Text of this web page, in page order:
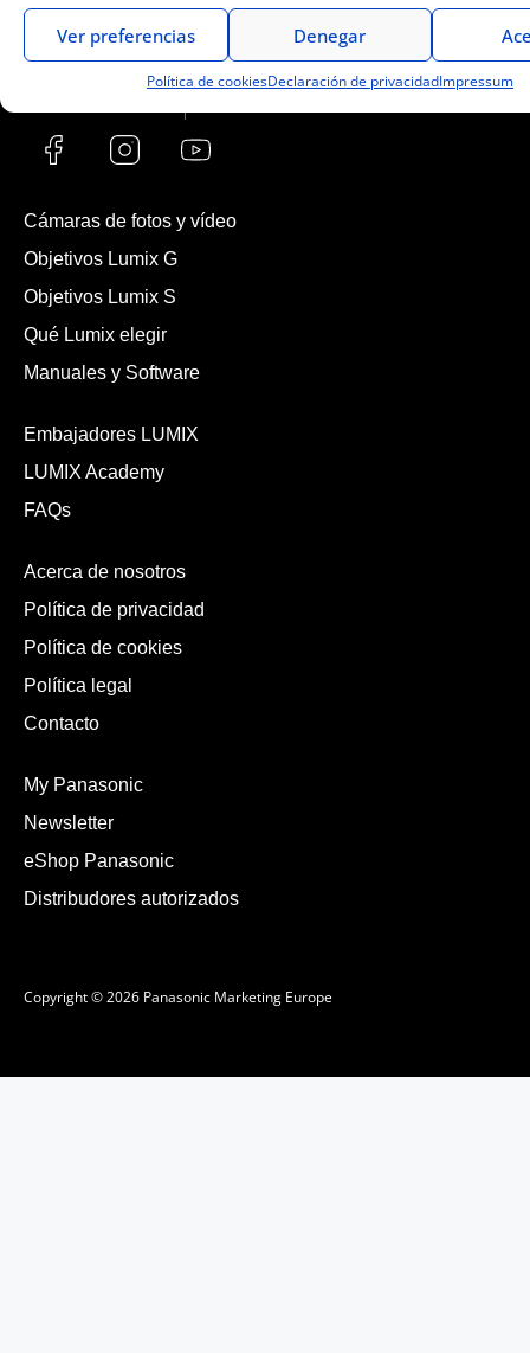
Denegar
Ver preferencias
Política de cookiesDeclaración de privacidadImpressum
Cámaras de fotos y vídeo
Objetivos Lumix G
Objetivos Lumix S
Qué Lumix elegir
Manuales y Software
Embajadores LUMIX
LUMIX Academy
FAQs
Acerca de nosotros
Política de privacidad
Política de cookies
Política legal
Contacto
My Panasonic
Newsletter
eShop Panasonic
Distribudores autorizados
Copyright © 2026 Panasonic Marketing Europe